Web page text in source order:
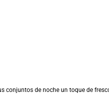
de noche un toque de